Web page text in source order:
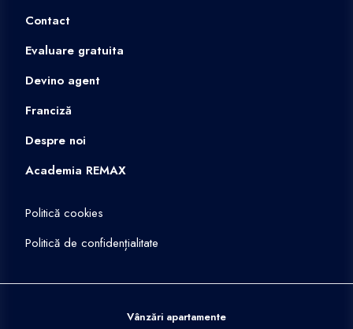
Contact
Evaluare gratuita
Devino agent
Franciză
Despre noi
Academia REMAX
Politică cookies
Politică de confidențialitate
Vânzări apartamente